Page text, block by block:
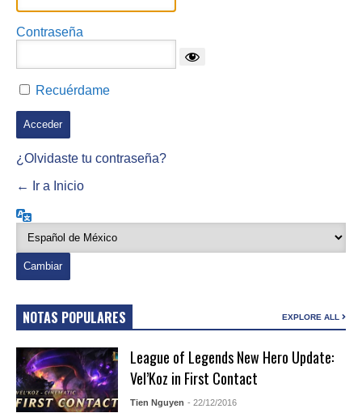
Contraseña
Recuérdame
¿Olvidaste tu contraseña?
← Ir a Inicio
NOTAS POPULARES EXPLORE ALL
League of Legends New Hero Update:
Vel’Koz in First Contact
Tien Nguyen - 22/12/2016